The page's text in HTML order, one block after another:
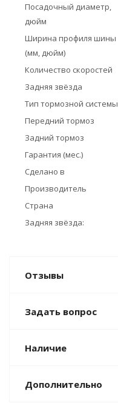
Посадочный диаметр,
дюйм
Ширина профиля шины
(мм, дюйм)
Количество скоростей
Задняя звёзда
Тип тормозной системы
Передний тормоз
Задний тормоз
Гарантия (мес.)
Сделано в
Производитель
Страна
Задняя звёзда:
Отзывы
Задать вопрос
Наличие
Дополнительно